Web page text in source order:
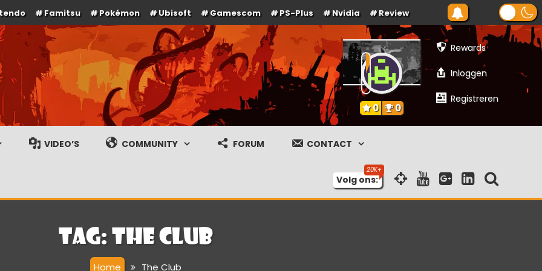
Famitsu Pokémon Ubisoft Gamescom PS-Plus Nvidia Review
gameplay streams
Rewards
Inloggen
Registreren
0 0
VIDEO’S COMMUNITY FORUM CONTACT
Volg ons:
Tag: The Club
Home The Club